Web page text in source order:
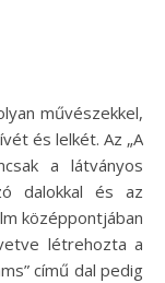
és lelkét. Az „A
a látványos
dalokkal és az
középpontjában
létrehozta a
című dal pedig